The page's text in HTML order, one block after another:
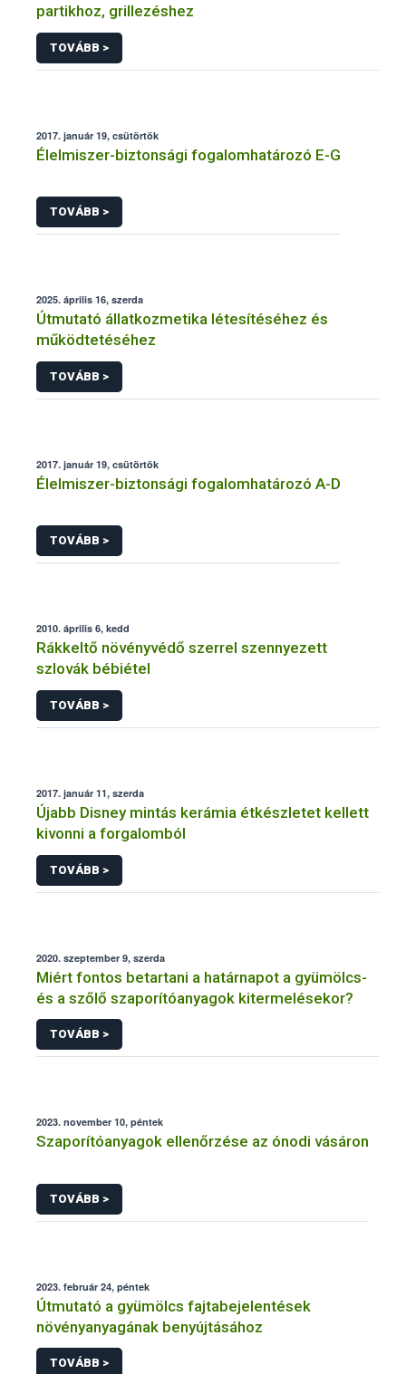
partikhoz, grillezéshez
TOVÁBB >
2017. január 19, csütörtök
Élelmiszer-biztonsági fogalomhatározó E-G
TOVÁBB >
2025. április 16, szerda
Útmutató állatkozmetika létesítéséhez és
működtetéséhez
TOVÁBB >
2017. január 19, csütörtök
Élelmiszer-biztonsági fogalomhatározó A-D
TOVÁBB >
2010. április 6, kedd
Rákkeltő növényvédő szerrel szennyezett
szlovák bébiétel
TOVÁBB >
2017. január 11, szerda
Újabb Disney mintás kerámia étkészletet kellett
kivonni a forgalomból
TOVÁBB >
2020. szeptember 9, szerda
Miért fontos betartani a határnapot a gyümölcs-
és a szőlő szaporítóanyagok kitermelésekor?
TOVÁBB >
2023. november 10, péntek
Szaporítóanyagok ellenőrzése az ónodi vásáron
TOVÁBB >
2023. február 24, péntek
Útmutató a gyümölcs fajtabejelentések
növényanyagának benyújtásához
TOVÁBB >